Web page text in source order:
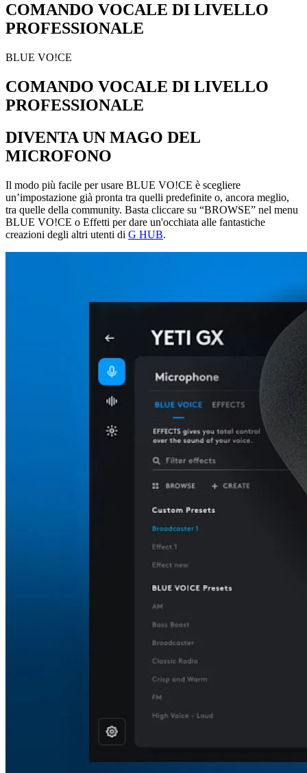
COMANDO VOCALE DI LIVELLO
PROFESSIONALE
BLUE VO!CE
COMANDO VOCALE DI LIVELLO
PROFESSIONALE
DIVENTA UN MAGO DEL
MICROFONO
Il modo più facile per usare BLUE VO!CE è scegliere
un’impostazione già pronta tra quelli predefinite o, ancora meglio,
tra quelle della community. Basta cliccare su “BROWSE” nel menu
BLUE VO!CE o Effetti per dare un'occhiata alle fantastiche
creazioni degli altri utenti di G HUB.